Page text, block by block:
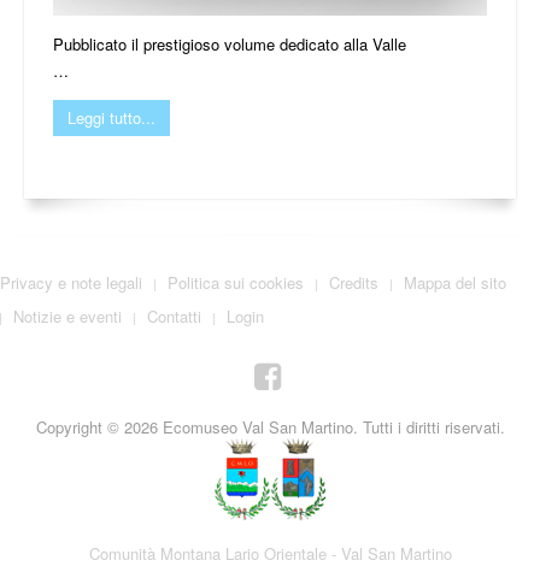
Pubblicato il prestigioso volume dedicato alla Valle
…
Leggi tutto...
Privacy e note legali Politica sui cookies Credits
Mappa del sito
Notizie e eventi
Contatti Login
Copyright © 2026 Ecomuseo Val San Martino. Tutti i diritti riservati.
Comunità Montana Lario Orientale - Val San Martino